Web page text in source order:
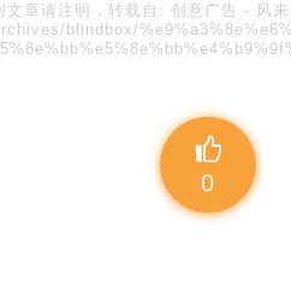
文章请注明，转载自: 创意广告 - 风
blindbox/
0